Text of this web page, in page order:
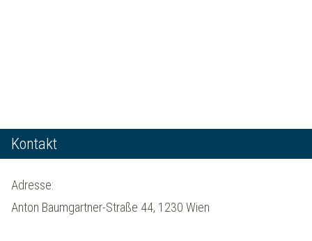
Kontakt
Adresse:
Anton Baumgartner-Straße 44, 1230 Wien